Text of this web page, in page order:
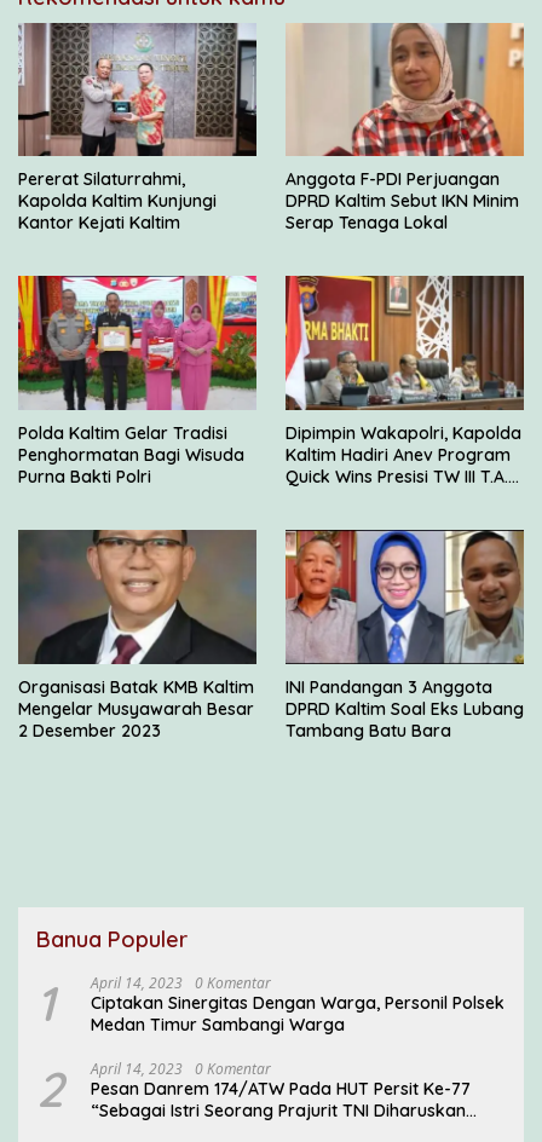
Pererat Silaturrahmi,
Kapolda Kaltim Kunjungi
Kantor Kejati Kaltim
Anggota F-PDI Perjuangan
DPRD Kaltim Sebut IKN Minim
Serap Tenaga Lokal
Polda Kaltim Gelar Tradisi
Penghormatan Bagi Wisuda
Purna Bakti Polri
Dipimpin Wakapolri, Kapolda
Kaltim Hadiri Anev Program
Quick Wins Presisi TW III T.A.
Organisasi Batak KMB Kaltim
Mengelar Musyawarah Besar
2 Desember 2023
INI Pandangan 3 Anggota
DPRD Kaltim Soal Eks Lubang
Tambang Batu Bara
Banua Populer
1 April 14, 2023 0 Komentar
Ciptakan Sinergitas Dengan Warga, Personil Polsek
Medan Timur Sambangi Warga
2 April 14, 2023 0 Komentar
Pesan Danrem 174/ATW Pada HUT Persit Ke-77
“Sebagai Istri Seorang Prajurit TNI Diharuskan